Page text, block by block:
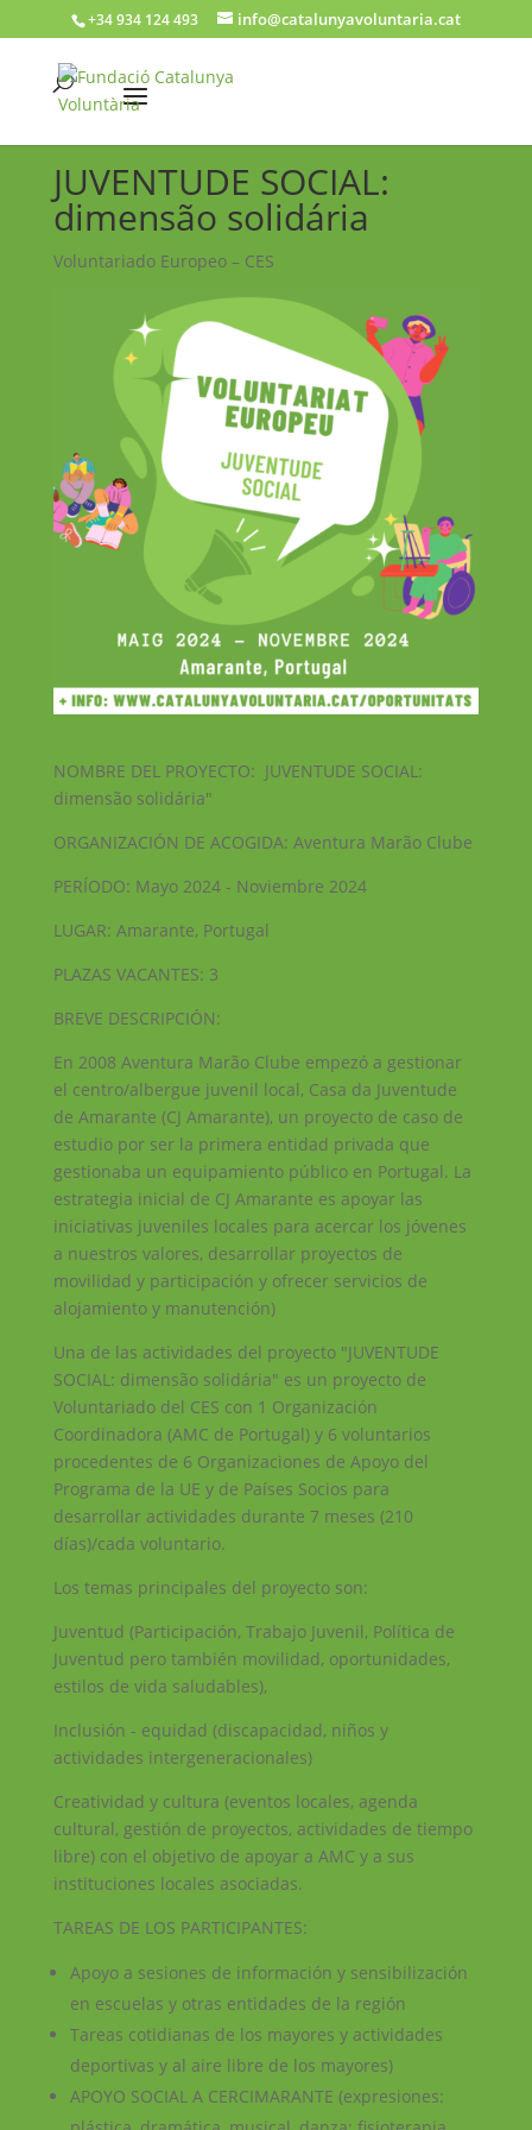
+34 934 124 493 info@catalunyavoluntaria.cat
JUVENTUDE SOCIAL:
dimensão solidária
Voluntariado Europeo – CES
NOMBRE DEL PROYECTO: JUVENTUDE SOCIAL:
dimensão solidária"
ORGANIZACIÓN DE ACOGIDA: Aventura Marão Clube
PERÍODO: Mayo 2024 - Noviembre 2024
LUGAR: Amarante, Portugal
PLAZAS VACANTES: 3
BREVE DESCRIPCIÓN:
En 2008 Aventura Marão Clube empezó a gestionar
el centro/albergue juvenil local, Casa da Juventude
de Amarante (CJ Amarante), un proyecto de caso de
estudio por ser la primera entidad privada que
gestionaba un equipamiento público en Portugal. La
estrategia inicial de CJ Amarante es apoyar las
iniciativas juveniles locales para acercar los jóvenes
a nuestros valores, desarrollar proyectos de
movilidad y participación y ofrecer servicios de
alojamiento y manutención)
Una de las actividades del proyecto "JUVENTUDE
SOCIAL: dimensão solidária" es un proyecto de
Voluntariado del CES con 1 Organización
Coordinadora (AMC de Portugal) y 6 voluntarios
procedentes de 6 Organizaciones de Apoyo del
Programa de la UE y de Países Socios para
desarrollar actividades durante 7 meses (210
días)/cada voluntario.
Los temas principales del proyecto son:
Juventud (Participación, Trabajo Juvenil, Política de
Juventud pero también movilidad, oportunidades,
estilos de vida saludables),
Inclusión - equidad (discapacidad, niños y
actividades intergeneracionales)
Creatividad y cultura (eventos locales, agenda
cultural, gestión de proyectos, actividades de tiempo
libre) con el objetivo de apoyar a AMC y a sus
instituciones locales asociadas.
TAREAS DE LOS PARTICIPANTES:
Apoyo a sesiones de información y sensibilización
en escuelas y otras entidades de la región
Tareas cotidianas de los mayores y actividades
deportivas y al aire libre de los mayores)
APOYO SOCIAL A CERCIMARANTE (expresiones: